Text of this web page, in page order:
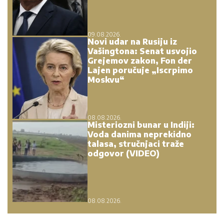
09.08.2026.
Novi udar na Rusiju iz
Vašingtona: Senat usvojio
Grejemov zakon, Fon der
Lajen poručuje „Iscrpimo
Moskvu“
08.08.2026.
Misteriozni bunar u Indiji:
Voda danima neprekidno
talasa, stručnjaci traže
odgovor (VIDEO)
08.08.2026.